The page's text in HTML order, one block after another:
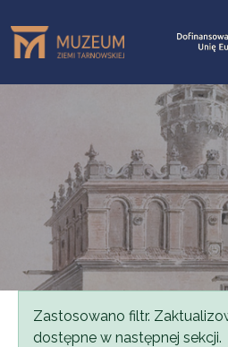
Status message
Zastosowano filtr.
dostępne w następnej sekcji.